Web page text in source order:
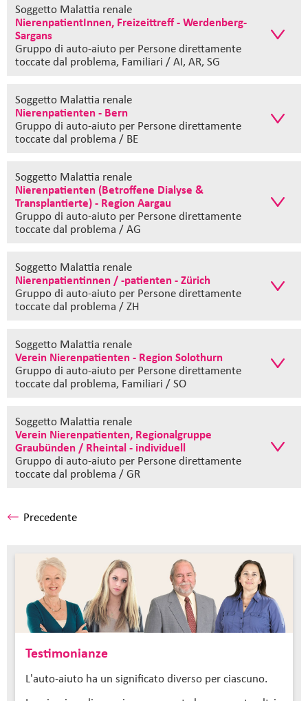
Soggetto Malattia renale
NierenpatientInnen, Freizeittreff - Werdenberg-
Sargans
Gruppo di auto-aiuto per Persone direttamente
toccate dal problema, Familiari / AI, AR, SG
Soggetto Malattia renale
Nierenpatienten - Bern
Gruppo di auto-aiuto per Persone direttamente
toccate dal problema / BE
Soggetto Malattia renale
Nierenpatienten (Betroffene Dialyse &
Transplantierte) - Region Aargau
Gruppo di auto-aiuto per Persone direttamente
toccate dal problema / AG
Soggetto Malattia renale
Nierenpatientinnen / -patienten - Zürich
Gruppo di auto-aiuto per Persone direttamente
toccate dal problema / ZH
Soggetto Malattia renale
Verein Nierenpatienten - Region Solothurn
Gruppo di auto-aiuto per Persone direttamente
toccate dal problema, Familiari / SO
Soggetto Malattia renale
Verein Nierenpatienten, Regionalgruppe
Graubünden / Rheintal - individuell
Gruppo di auto-aiuto per Persone direttamente
toccate dal problema / GR
Precedente
Testimonianze
L'auto-aiuto ha un significato diverso per ciascuno.